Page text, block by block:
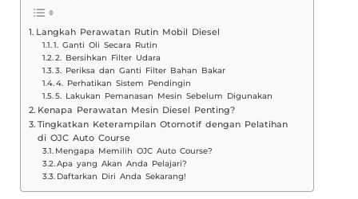
Langkah Perawatan Rutin Mobil Diesel
1. Ganti Oli Secara Rutin
2. Bersihkan Filter Udara
3. Periksa dan Ganti Filter Bahan Bakar
4. Perhatikan Sistem Pendingin
5. Lakukan Pemanasan Mesin Sebelum Digunakan
Kenapa Perawatan Mesin Diesel Penting?
Tingkatkan Keterampilan Otomotif dengan Pelatihan
di OJC Auto Course
Mengapa Memilih OJC Auto Course?
Apa yang Akan Anda Pelajari?
Daftarkan Diri Anda Sekarang!